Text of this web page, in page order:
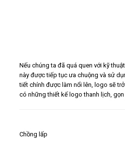
Nếu chúng ta đã quá quen với kỹ
này được tiếp tục ưa chuộng và sử
tiết chính được làm nổi lên, logo sẽ
có những thiết kế logo thanh lịch,
Chồng lấp